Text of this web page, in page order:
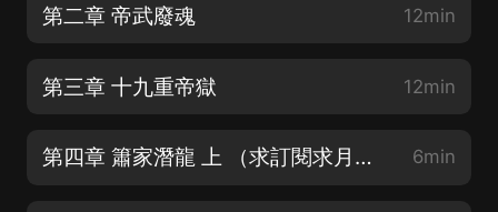
第二章 帝武廢魂 12min
第三章 十九重帝獄 12min
第四章 簫家潛龍 上 （求訂閱求月票求完播） 6min